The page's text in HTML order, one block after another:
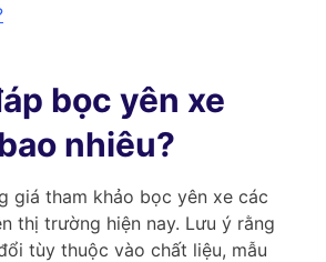
bọc yên xe
nhiêu?
giá tham khảo bọc yên xe các
thị trường hiện nay. Lưu ý rằng
tùy thuộc vào chất liệu, mẫu